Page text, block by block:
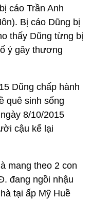
cáo Trần Anh
Bị cáo Dũng bị
thấy Dũng từng bị
ý gây thương
Dũng chấp hành
quê sinh sống
8/10/2015
cậu kể lại
mang theo 2 con
đang ngồi nhậu
tại ấp Mỹ Huề